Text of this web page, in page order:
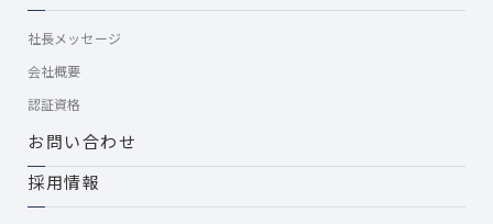
社長メッセージ
会社概要
認証資格
お問い合わせ
採用情報